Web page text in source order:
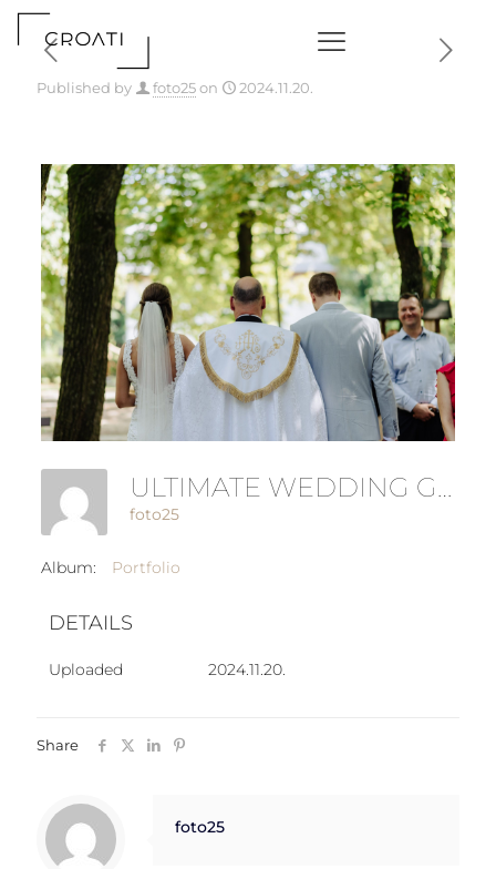
Published by foto25on 2024.11.20.
ULTIMATE WEDDING GALLERY-8
foto25
Album: Portfolio
DETAILS
Uploaded 2024.11.20.
Share
foto25